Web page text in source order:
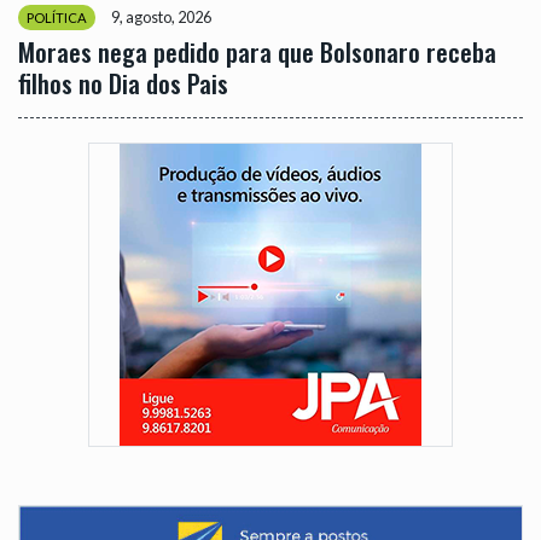
POLÍTICA 9, agosto, 2026
Moraes nega pedido para que Bolsonaro receba
filhos no Dia dos Pais